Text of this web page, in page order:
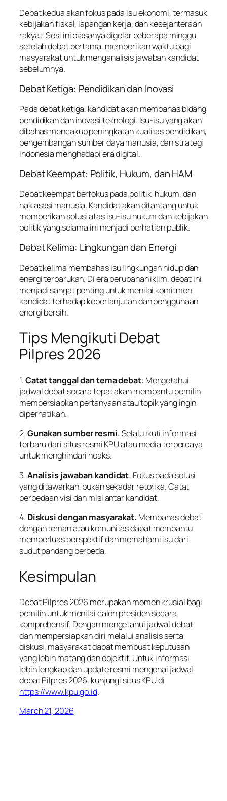
Debat kedua akan fokus pada isu ekonomi, termasuk
kebijakan fiskal, lapangan kerja, dan kesejahteraan
rakyat. Sesi ini biasanya digelar beberapa minggu
setelah debat pertama, memberikan waktu bagi
masyarakat untuk menganalisis jawaban kandidat
sebelumnya.
Debat Ketiga: Pendidikan dan Inovasi
Pada debat ketiga, kandidat akan membahas bidang
pendidikan dan inovasi teknologi. Isu-isu yang akan
dibahas mencakup peningkatan kualitas pendidikan,
pengembangan sumber daya manusia, dan strategi
Indonesia menghadapi era digital.
Debat Keempat: Politik, Hukum, dan HAM
Debat keempat berfokus pada politik, hukum, dan
hak asasi manusia. Kandidat akan ditantang untuk
memberikan solusi atas isu-isu hukum dan kebijakan
politik yang selama ini menjadi perhatian publik.
Debat Kelima: Lingkungan dan Energi
Debat kelima membahas isu lingkungan hidup dan
energi terbarukan. Di era perubahan iklim, debat ini
menjadi sangat penting untuk menilai komitmen
kandidat terhadap keberlanjutan dan penggunaan
energi bersih.
Tips Mengikuti Debat
Pilpres 2026
1.Catat tanggal dan tema debat: Mengetahui
jadwal debat secara tepat akan membantu pemilih
mempersiapkan pertanyaan atau topik yang ingin
diperhatikan.
2.Gunakan sumber resmi: Selalu ikuti informasi
terbaru dari situs resmi KPU atau media terpercaya
untuk menghindari hoaks.
3.Analisis jawaban kandidat: Fokus pada solusi
yang ditawarkan, bukan sekadar retorika. Catat
perbedaan visi dan misi antar kandidat.
4. Diskusi dengan masyarakat: Membahas debat
dengan teman atau komunitas dapat membantu
memperluas perspektif dan memahami isu dari
sudut pandang berbeda.
Kesimpulan
Debat Pilpres 2026 merupakan momen krusial bagi
pemilih untuk menilai calon presiden secara
komprehensif. Dengan mengetahui jadwal debat
dan mempersiapkan diri melalui analisis serta
diskusi, masyarakat dapat membuat keputusan
yang lebih matang dan objektif. Untuk informasi
lebih lengkap dan update resmi mengenai jadwal
debat Pilpres 2026, kunjungi situs KPU di
https://www.kpu.go.id.
March 21, 2026